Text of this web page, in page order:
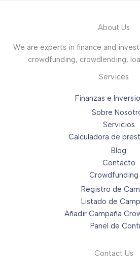
About Us
We are experts in finance and
crowdfunding, crowdlending,
Services
Finanzas e
Sobre
Servicios
Calculadora de
Blog
Contacto
Crowdfunding
Registro de
Listado de
Añadir Campaña
Panel de
Contact Us